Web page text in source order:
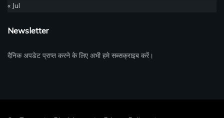
« Jul
Newsletter
दैनिक अपडेट प्राप्त करने के लिए अभी हमे सब्सक्राइब करें।